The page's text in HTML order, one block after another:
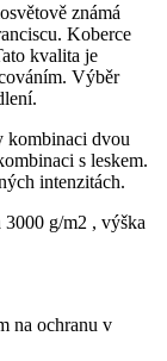
známá
Koberce
kvalita je
Výběr
kombinaci dvou
s leskem.
intenzitách.
g/m2 , výška
na ochranu v